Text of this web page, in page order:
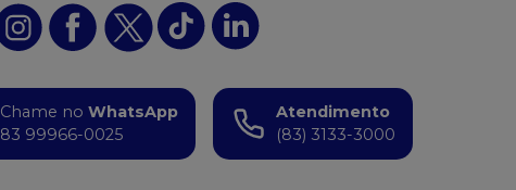
Chame no WhatsApp
83 99966-0025
Atendimento
(83) 3133-3000